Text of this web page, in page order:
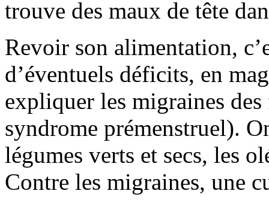
trouve des maux de tête
Revoir son alimentation,
d’éventuels déficits, en
expliquer les migraines
syndrome prémenstruel).
légumes verts et secs, les
Contre les migraines, une